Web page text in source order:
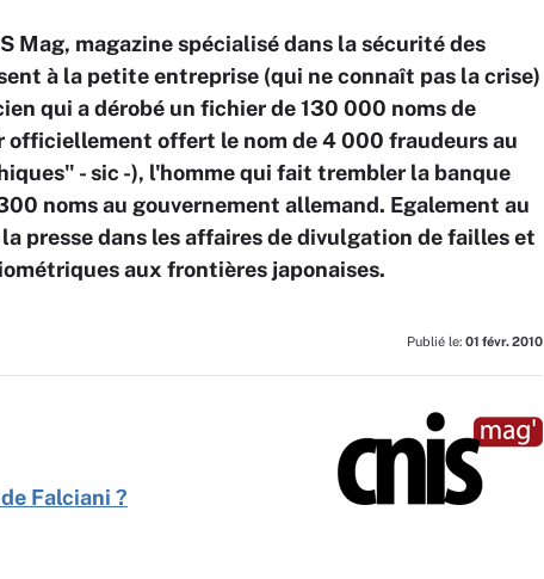
Mag, magazine spécialisé dans la sécurité des
à la petite entreprise (qui ne connaît pas la crise)
qui a dérobé un fichier de 130 000 noms de
officiellement offert le nom de 4 000 fraudeurs au
- sic -), l'homme qui fait trembler la banque
noms au gouvernement allemand. Egalement au
presse dans les affaires de divulgation de failles et
aux frontières japonaises.
Publié le: 01 févr. 2010
Falciani ?